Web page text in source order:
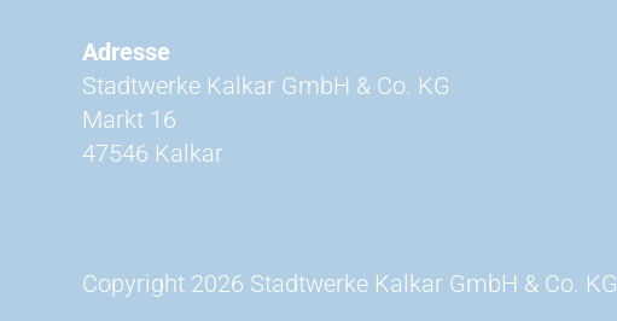
Adresse
Stadtwerke Kalkar GmbH & Co. KG
Markt 16
47546 Kalkar
Copyright 2026 Stadtwerke Kalkar GmbH & Co. KG